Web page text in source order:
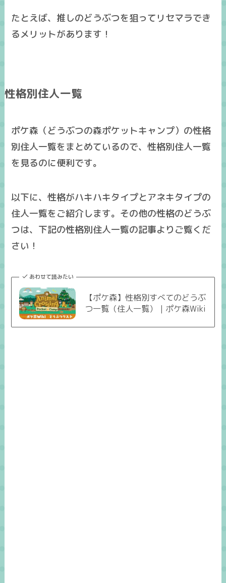
たとえば、 推しのどうぶつを狙ってリセマラでき
るメリットがあります！
性格別住人一覧
ポケ森（どうぶつの森ポケットキャンプ）の性格
別住人一覧をまとめているので、性格別住人一覧
を見るのに便利です。
以下に、性格がハキハキタイプとアネキタイプの
住人一覧をご紹介します。その他の性格のどうぶ
つは、下記の性格別住人一覧の記事よりご覧くだ
さい！
あわせて読みたい
【ポケ森】性格別すべてのどうぶ
つ一覧（住人一覧）｜ポケ森Wiki